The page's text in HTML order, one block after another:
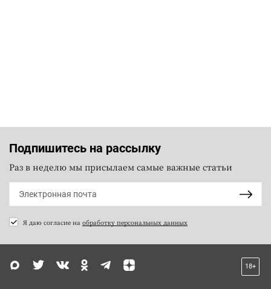
Подпишитесь на рассылку
Раз в неделю мы присылаем самые важные статьи
Я даю согласие на обработку персональных данных
18+